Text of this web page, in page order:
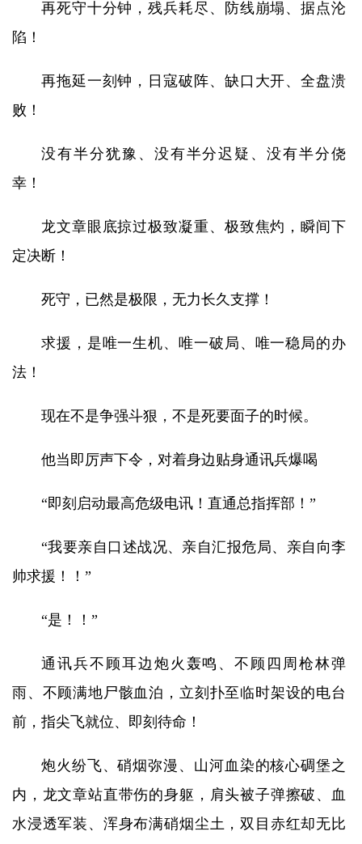
再死守十分钟，残兵耗尽、防线崩塌、据点沦
陷！
再拖延一刻钟，日寇破阵、缺口大开、全盘溃
败！
没有半分犹豫、没有半分迟疑、没有半分侥
幸！
龙文章眼底掠过极致凝重、极致焦灼，瞬间下
定决断！
死守，已然是极限，无力长久支撑！
求援，是唯一生机、唯一破局、唯一稳局的办
法！
现在不是争强斗狠，不是死要面子的时候。
他当即厉声下令，对着身边贴身通讯兵爆喝
“即刻启动最高危级电讯！直通总指挥部！”
“我要亲自口述战况、亲自汇报危局、亲自向李
帅求援！！”
“是！！”
通讯兵不顾耳边炮火轰鸣、不顾四周枪林弹
雨、不顾满地尸骸血泊，立刻扑至临时架设的电台
前，指尖飞就位、即刻待命！
炮火纷飞、硝烟弥漫、山河血染的核心碉堡之
内，龙文章站直带伤的身躯，肩头被子弹擦破、血
水浸透军装、浑身布满硝烟尘土，双目赤红却无比